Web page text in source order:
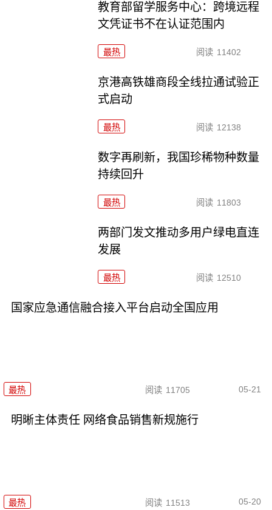
教育部留学服务中心：跨境远程
文凭证书不在认证范围内
最热 阅读 11402
京港高铁雄商段全线拉通试验正
式启动
最热 阅读 12138
数字再刷新，我国珍稀物种数量
持续回升
最热 阅读 11803
两部门发文推动多用户绿电直连
发展
最热 阅读 12510
国家应急通信融合接入平台启动全国应用
最热 阅读 11705 05-21
明晰主体责任 网络食品销售新规施行
最热 阅读 11513 05-20